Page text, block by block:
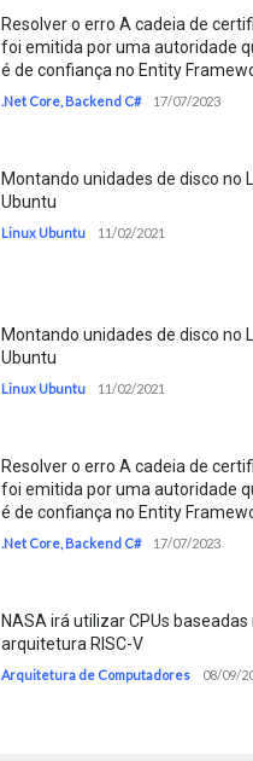
Resolver o erro A cadeia de
foi emitida por uma autoridade
é de confiança no Entity
.Net Core, Backend C# 17/07/2023
Montando unidades de disco no
Ubuntu
Linux Ubuntu 11/02/2021
Montando unidades de disco no
Ubuntu
Linux Ubuntu 11/02/2021
Resolver o erro A cadeia de
foi emitida por uma autoridade
é de confiança no Entity
.Net Core, Backend C# 17/07/2023
NASA irá utilizar CPUs baseadas
arquitetura RISC-V
Arquitetura de Computadores 08/09/